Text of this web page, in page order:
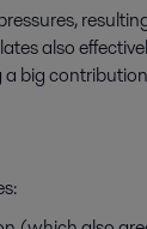
also
big